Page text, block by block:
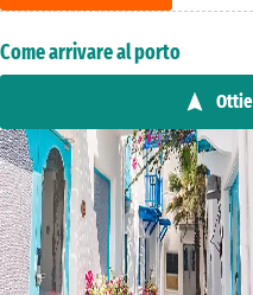
Come arrivare al porto